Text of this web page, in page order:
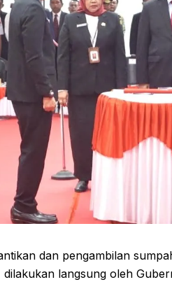
dan pengambilan
langsung oleh